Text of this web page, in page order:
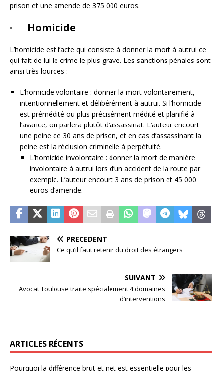
prison et une amende de 375 000 euros.
· Homicide
L’homicide est l’acte qui consiste à donner la mort à autrui ce
qui fait de lui le crime le plus grave. Les sanctions pénales sont
ainsi très lourdes :
L’homicide volontaire : donner la mort volontairement,
intentionnellement et délibérément à autrui. Si l’homicide
est prémédité ou plus précisément médité et planifié à
l’avance, on parlera plutôt d’assassinat. L’auteur encourt
une peine de 30 ans de prison, et en cas d’assassinant la
peine est la réclusion criminelle à perpétuité.
L’homicide involontaire : donner la mort de manière
involontaire à autrui lors d’un accident de la route par
exemple. L’auteur encourt 3 ans de prison et 45 000
euros d’amende.
PRÉCÉDENT
Ce qu’il faut retenir du droit des étrangers
SUIVANT
Avocat Toulouse traite spécialement 4 domaines
d’interventions
ARTICLES RÉCENTS
Pourquoi la différence brut et net est essentielle pour les